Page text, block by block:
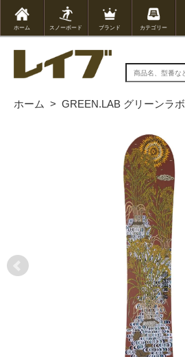
ホーム スノーボード ブランド カテゴリー
ホーム > GREEN.LAB グリーンラボ